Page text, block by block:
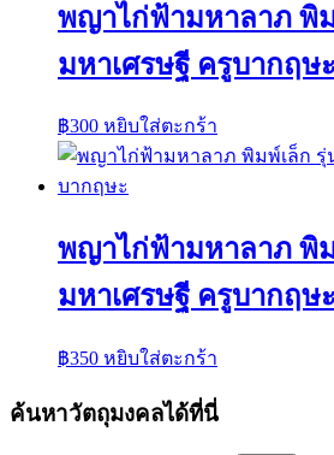
พญาไก่ฟ้ามหาลาภ พิม
มหาเศรษฐี ครูบากฤษะ
฿300 หยิบใส่ตะกร้า
พญาไก่ฟ้ามหาลาภ พิม
มหาเศรษฐี ครูบากฤษะ
฿350 หยิบใส่ตะกร้า
ค้นหาวัตถุมงคลได้ที่นี่